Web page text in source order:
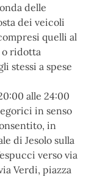
delle
dei veicoli
quelli al
ridotta
stessi a spese
alle 24:00
in senso
in
di Jesolo sulla
verso via
Verdi, piazza